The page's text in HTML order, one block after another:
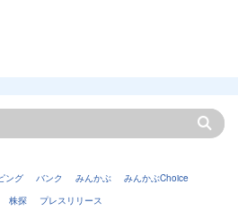
ング バンク みんかぶ
みんかぶChoice
株探 プレスリリース